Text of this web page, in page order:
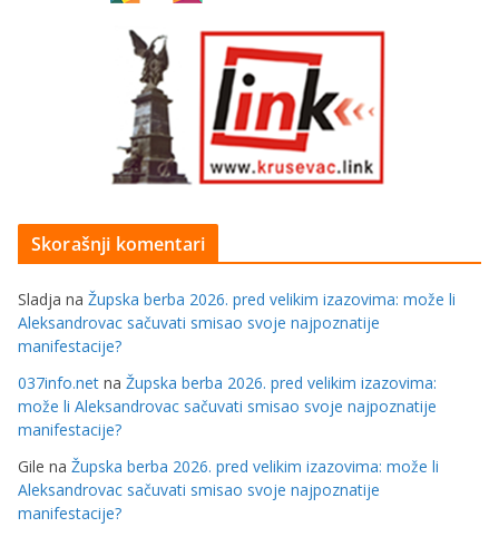
Skorašnji komentari
Sladja na Župska berba 2026. pred velikim izazovima: može li
Aleksandrovac sačuvati smisao svoje najpoznatije
manifestacije?
037info.net na Župska berba 2026. pred velikim izazovima:
može li Aleksandrovac sačuvati smisao svoje najpoznatije
manifestacije?
Gile na Župska berba 2026. pred velikim izazovima: može li
Aleksandrovac sačuvati smisao svoje najpoznatije
manifestacije?